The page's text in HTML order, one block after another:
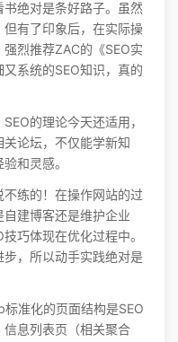
书绝对是条好路子。虽然
有了印象后，在实际操
烈推荐ZAC的《SEO实
系统的SEO知识，真的
的理论今天还适用，
论坛，不仅能学新知
和灵感。
不练的！在操作网站的过
建博客还是维护企业
巧体现在优化过程中。
，所以动手实践绝对是
准化的页面结构是SEO
信息列表页（相关聚合